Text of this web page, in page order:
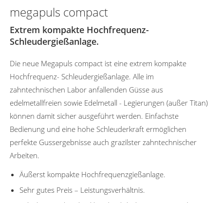
megapuls compact
Extrem kompakte Hochfrequenz-
Schleudergießanlage.
Die neue Megapuls compact ist eine extrem kompakte
Hochfrequenz- Schleudergießanlage. Alle im
zahntechnischen Labor anfallenden Güsse aus
edelmetallfreien sowie Edelmetall - Legierungen (außer Titan)
können damit sicher ausgeführt werden. Einfachste
Bedienung und eine hohe Schleuderkraft ermöglichen
perfekte Gussergebnisse auch grazilster zahntechnischer
Arbeiten.
Äußerst kompakte Hochfrequenzgießanlage.
Sehr gutes Preis – Leistungsverhältnis.